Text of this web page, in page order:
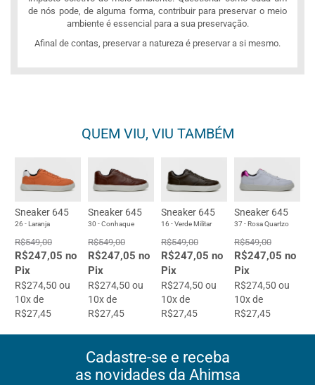
de nós pode, de alguma forma, contribuir para preservar o meio
ambiente é essencial para a sua preservação.
Afinal de contas, preservar a natureza é preservar a si mesmo.
QUEM VIU, VIU TAMBÉM
Sneaker 645
26 - Laranja
R$549,00
R$247,05 no
Pix
R$274,50 ou
10x de
R$27,45
Sneaker 645
30 - Conhaque
R$549,00
R$247,05 no
Pix
R$274,50 ou
10x de
R$27,45
Sneaker 645
16 - Verde Militar
R$549,00
R$247,05 no
Pix
R$274,50 ou
10x de
R$27,45
Sneaker 645
37 - Rosa Quartzo
R$549,00
R$247,05 no
Pix
R$274,50 ou
10x de
R$27,45
Cadastre-se e receba
as novidades da Ahimsa